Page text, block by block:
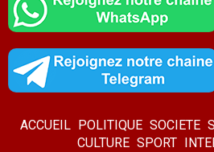
ACCUEIL POLITIQUE SOCIETE
CULTURE SPORT